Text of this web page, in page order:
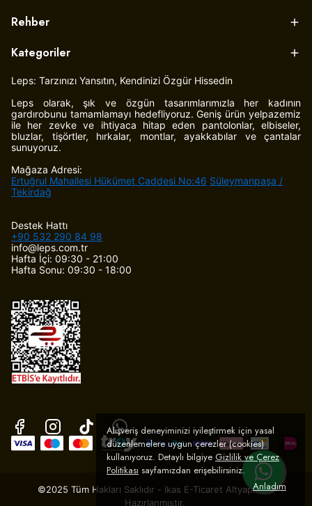
Alışveriş deneyiminizi iyileştirmek için yasal
düzenlemelere uygun çerezler (cookies)
kullanıyoruz. Detaylı bilgiye Gizlilik ve Çerez
Politikası sayfamızdan erişebilirsiniz.
Anladım
Rehber
Kategoriler
Leps: Tarzınızı Yansıtın, Kendinizi Özgür Hissedin
Leps olarak, şık ve özgün tasarımlarımızla her kadının
gardırobunu tamamlamayı hedefliyoruz. Geniş ürün yelpazemiz
ile her zevke ve ihtiyaca hitap eden pantolonlar, elbiseler,
bluzlar, tişörtler, hırkalar, montlar, ayakkabılar ve çantalar
sunuyoruz.
Mağaza Adresi:
Ertuğrul Mahallesi Hükümet Caddesi No:46 Süleymanpaşa /
Tekirdağ
Destek Hattı
+90 532 290 84 98
info@leps.com.tr
Hafta İçi: 09:30 - 21:00
Hafta Sonu: 09:30 - 18:00
©2025 Tüm Hakları Saklıdır - ikas E-Ticaret Altyapısı ile
Hazırlanmıştır.